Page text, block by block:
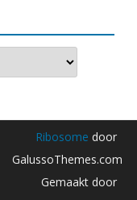
Ribosome door
GalussoThemes.com
Gemaakt door